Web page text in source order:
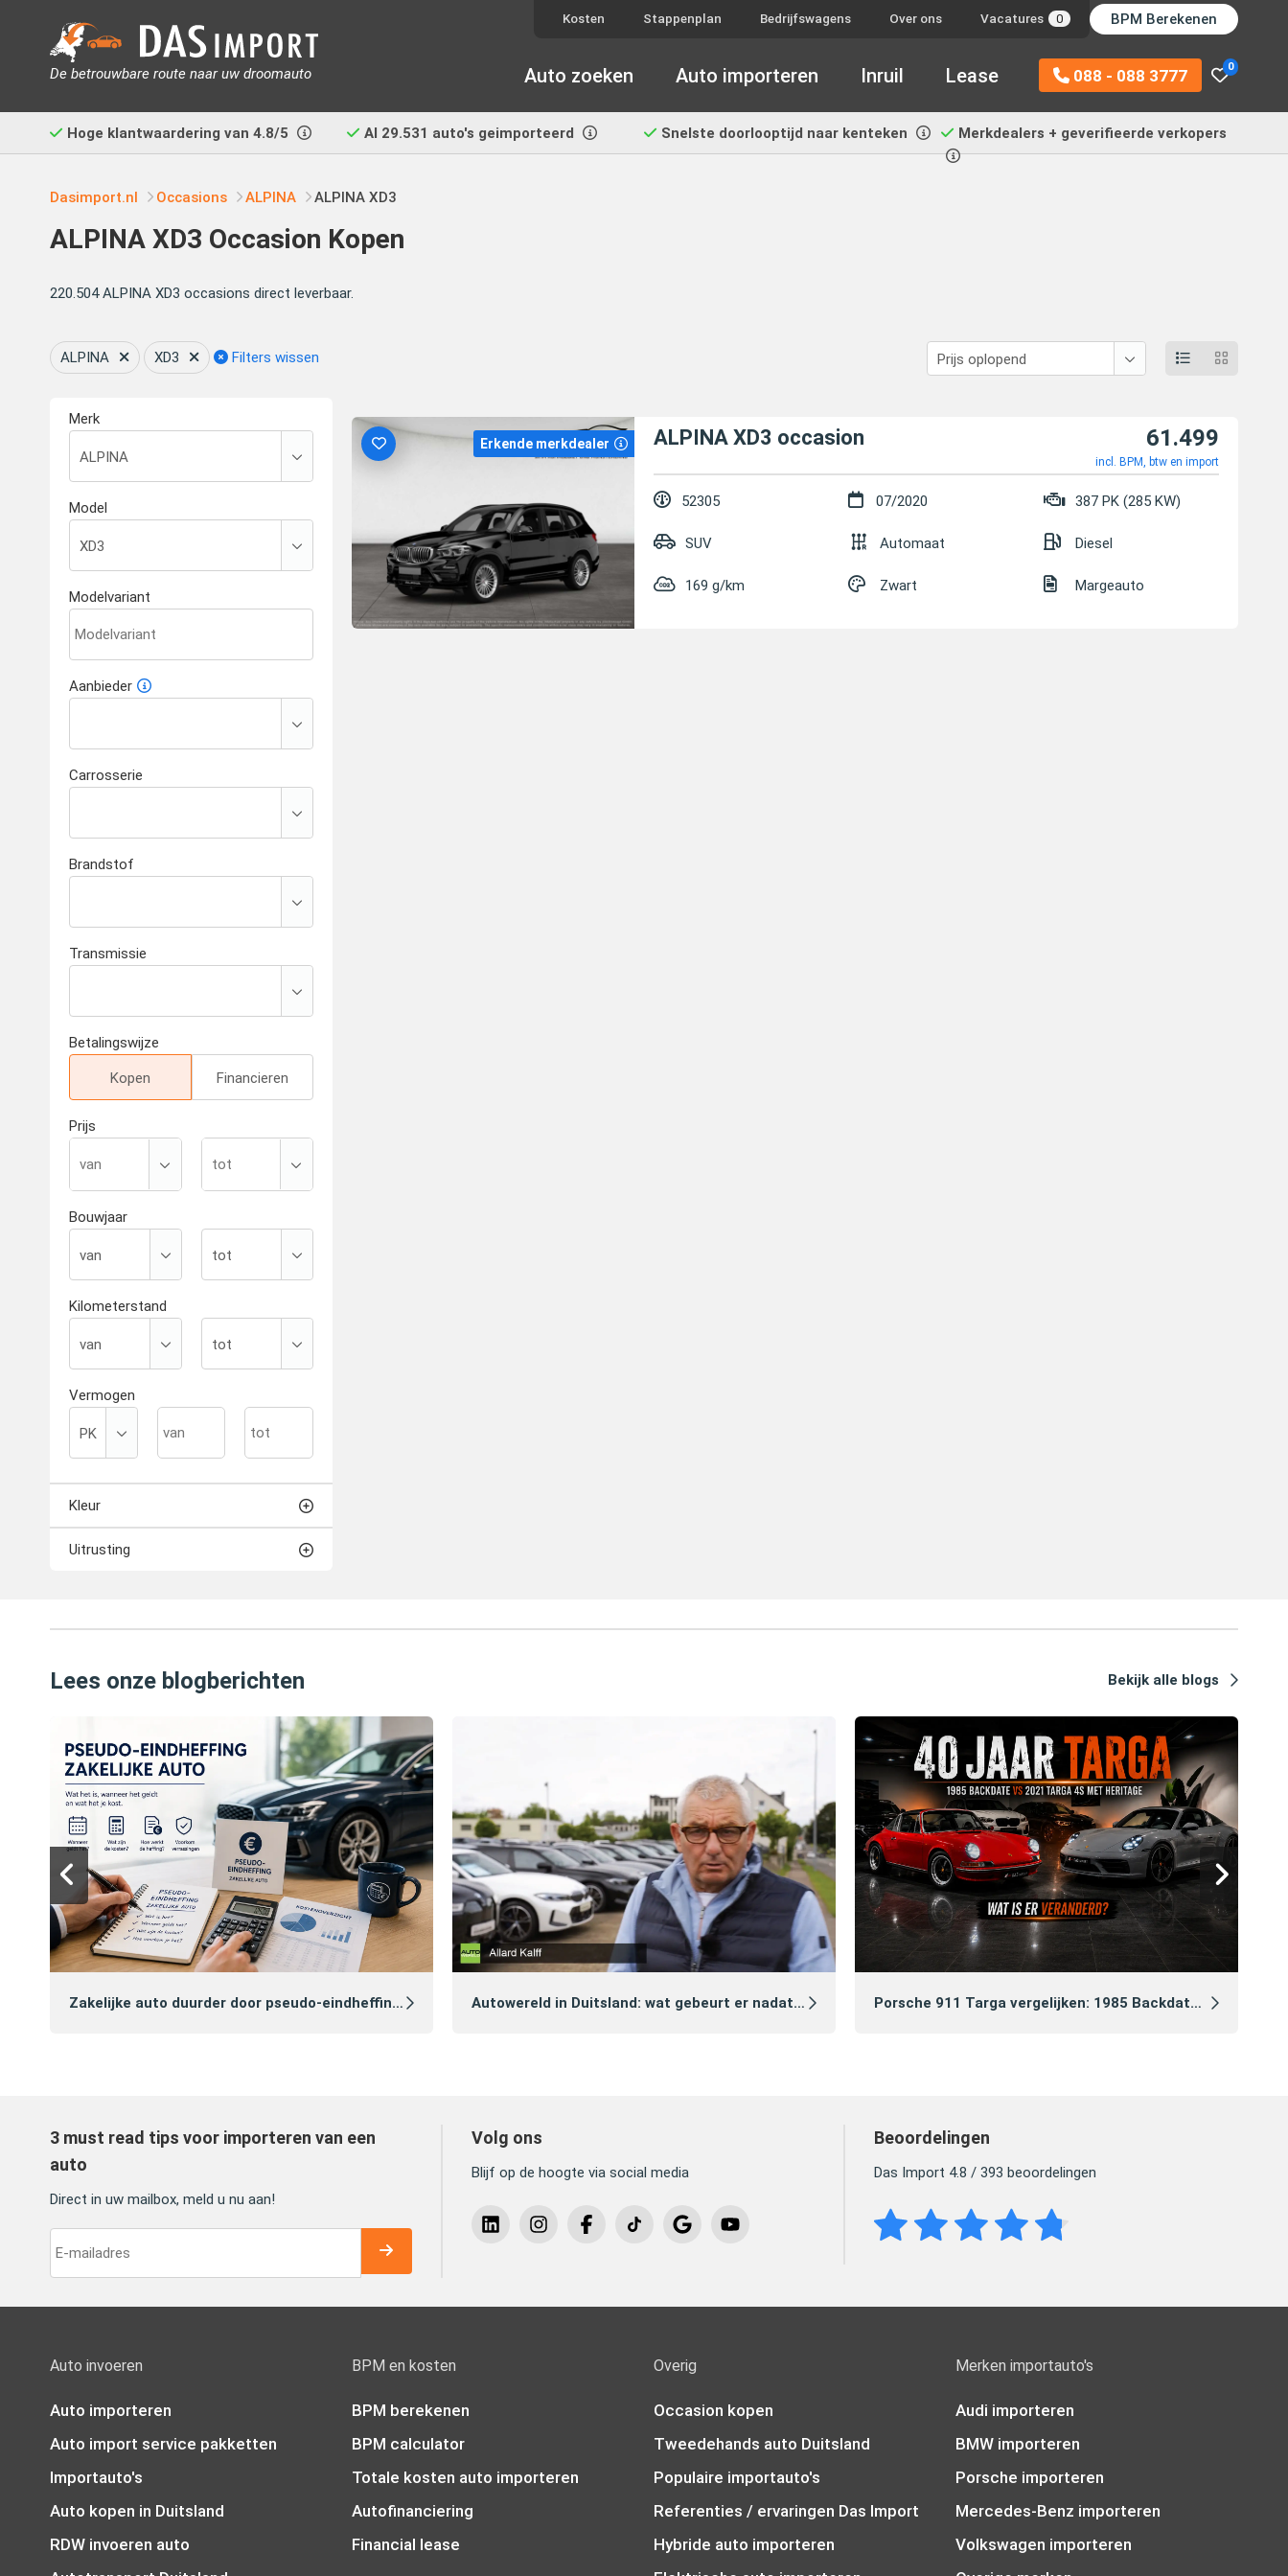
De betrouwbare route naar uw droomauto
Kosten Stappenplan Bedrijfswagens Over ons Vacatures 0 BPM Berekenen
0
088 - 088 3777
Auto zoeken Auto importeren Inruil Lease
Hoge klantwaardering van 4.8/5 Al 29.531 auto's geimporteerd Snelste doorlooptijd naar kenteken Merkdealers + geverifieerde verkopers
Dasimport.nl Occasions ALPINA ALPINA XD3
ALPINA XD3 Occasion Kopen
220.504 ALPINA XD3 occasions direct leverbaar.
ALPINA XD3 Filters wissen
Erkende merkdealer ALPINA XD3 occasion 61.499
incl. BPM, btw en import
52305 07/2020 387 PK (285 KW)
SUV Automaat Diesel
169 g/km Zwart Margeauto
Merk
Model
Modelvariant
Aanbieder
Carrosserie
Brandstof
Transmissie
Betalingswijze
Kopen Financieren
Prijs
Bouwjaar
Kilometerstand
Vermogen
Kleur
Uitrusting
Lees onze blogberichten Bekijk alle blogs
Zakelijke auto duurder door pseudo‑eindheffing 2027: zo voorkomt u dat Autowereld in Duitsland: wat gebeurt er nadat je een auto hebt gekocht? Porsche 911 Targa vergelijken: 1985 Backdate vs 2021 Heritage Edition
3 must read tips voor importeren van een
auto
Direct in uw mailbox, meld u nu aan!
Volg ons
Blijf op de hoogte via social media
Beoordelingen
Das Import 4.8 / 393 beoordelingen
Auto invoeren
Auto importeren
Auto import service pakketten
Importauto's
Auto kopen in Duitsland
RDW invoeren auto
BPM en kosten
BPM berekenen
BPM calculator
Totale kosten auto importeren
Autofinanciering
Financial lease
Overig
Occasion kopen
Tweedehands auto Duitsland
Populaire importauto's
Referenties / ervaringen Das Import
Hybride auto importeren
Merken importauto's
Audi importeren
BMW importeren
Porsche importeren
Mercedes-Benz importeren
Volkswagen importeren